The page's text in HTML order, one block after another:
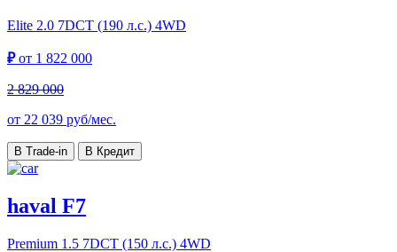
Elite 2.0 7DCT (190 л.с.) 4WD
₽от 1 822 000
2 829 000
от 22 039 руб/мес.
В Trade-in В Кредит
haval F7
Premium 1.5 7DCT (150 л.с.) 4WD